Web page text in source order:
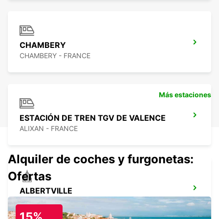
CHAMBERY
CHAMBERY - FRANCE
ESTACIÓN DE TREN TGV DE VALENCE
ALIXAN - FRANCE
ALBERTVILLE
ALBERTVILLE - FRANCE
Más estaciones
Alquiler de coches y furgonetas:
Ofertas